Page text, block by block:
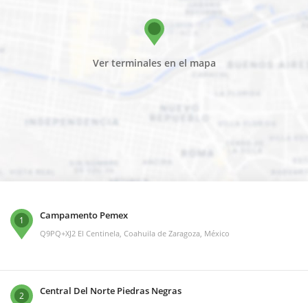
Ver terminales en el mapa
1 Campamento Pemex
Q9PQ+XJ2 El Centinela, Coahuila de Zaragoza, México
2 Central Del Norte Piedras Negras